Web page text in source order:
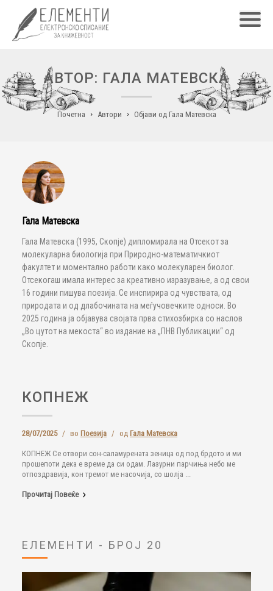
АВТОР: ГАЛА МАТЕВСКА
Почетна Автори Објави од Гала Матевска
Гала Матевска
Гала Матевска (1995, Скопје) дипломирала на Отсекот за
молекуларна биологија при Природно-математичкиот
факултет и моментално работи како молекуларен биолог.
Отсекогаш имала интерес за креативно изразување, а од свои
16 години пишува поезија. Се инспирира од чувствата, од
природата и од длабочината на меѓучовечките односи. Во
2025 година ја објавува својата прва стихозбирка со наслов
„Во цутот на мекоста“ во издание на „ПНВ Публикации“ од
Скопје.
КОПНЕЖ
28/07/2025 / во Поезија / од Гала Матевска
КОПНЕЖ Се отвори сон-саламурената зеница од под брдото и ми
прошепоти дека е време да си одам. Лазурни парчиња небо ме
отпоздравија, кон тремот ме насочија, со шолја ...
Прочитај Повеќе
ЕЛЕМЕНТИ - БРОЈ 20